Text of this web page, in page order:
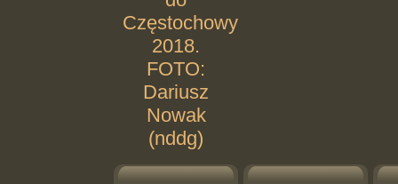
Częstochowy
2018.
FOTO:
Dariusz
Nowak
(nddg)